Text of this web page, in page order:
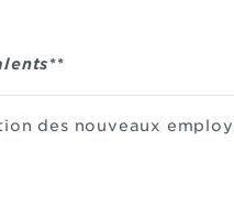
des nouveaux